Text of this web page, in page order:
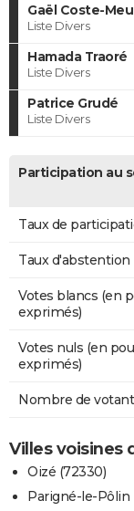
Gaël Coste-
Liste Divers
Hamada Traoré
Liste Divers
Patrice Grudé
Liste Divers
Participation au
Taux de
Taux d'abstention
Votes blancs (en
exprimés)
Votes nuls (en
exprimés)
Nombre de
Villes voisines
Oizé (72330)
Parigné-le-Pôlin